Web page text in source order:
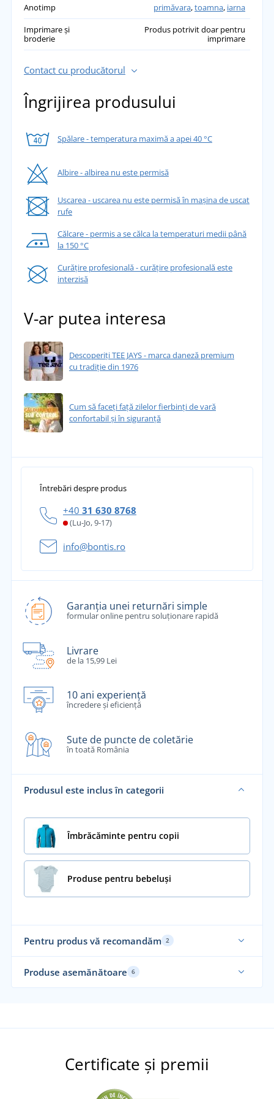
Anotimp primăvara,toamna, iarna
Imprimare și
broderie
Produs potrivit doar pentru
imprimare
Contact cu producătorul
Îngrijirea produsului
Spălare - temperatura maximă a apei 40 °C
Albire - albirea nu este permisă
Uscarea - uscarea nu este permisă în mașina de uscat
rufe
Călcare - permis a se călca la temperaturi medii până
la 150 °C
Curățire profesională - curățire profesională este
interzisă
V-ar putea interesa
Descoperiți TEE JAYS - marca daneză premium
cu tradiție din 1976
Cum să faceți față zilelor fierbinți de vară
confortabil și în siguranță
Întrebări despre produs
+40 31 630 8768
(Lu-Jo, 9-17)
info@bontis.ro
Garanția unei returnări simple
formular online pentru soluționare rapidă
Livrare
de la 15,99 Lei
10 ani experiență
încredere și eficiență
Sute de puncte de coletărie
în toată România
Produsul este inclus în categorii
Îmbrăcăminte pentru copii
Produse pentru bebeluși
Pentru produs vă recomandăm 2
Produse asemănătoare 6
Certificate și premii